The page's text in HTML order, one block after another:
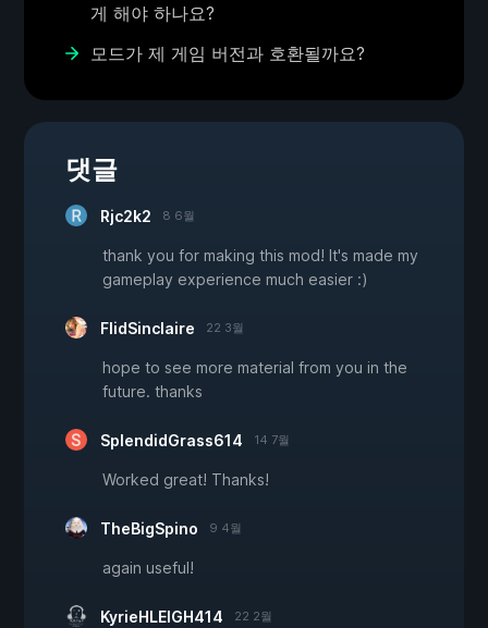
게 해야 하나요?
모드가 제 게임 버전과 호환될까요?
댓글
Rjc2k2 8 6월
thank you for making this mod! It's made my
gameplay experience much easier :)
FlidSinclaire 22 3월
hope to see more material from you in the
future. thanks
SplendidGrass614 14 7월
Worked great! Thanks!
TheBigSpino 9 4월
again useful!
KyrieHLEIGH414 22 2월